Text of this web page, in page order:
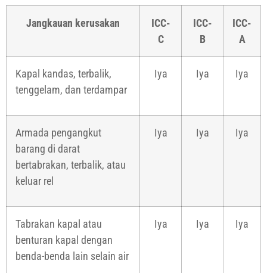
Jangkauan kerusakan
ICC-
C
ICC-
B
ICC-
A
Kapal kandas, terbalik,
tenggelam, dan terdampar
Iya Iya Iya
Armada pengangkut
barang di darat
bertabrakan, terbalik, atau
keluar rel
Iya Iya Iya
Tabrakan kapal atau
benturan kapal dengan
benda-benda lain selain air
Iya Iya Iya